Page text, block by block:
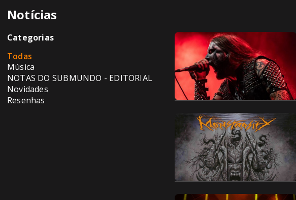
Notícias
Categorias
Todas
Música
NOTAS DO SUBMUNDO - EDITORIAL
Novidades
Resenhas